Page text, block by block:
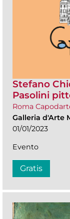
Stefano
Pasolini
Roma
Galleria d'Arte
01/01/2023
Evento
Gratis